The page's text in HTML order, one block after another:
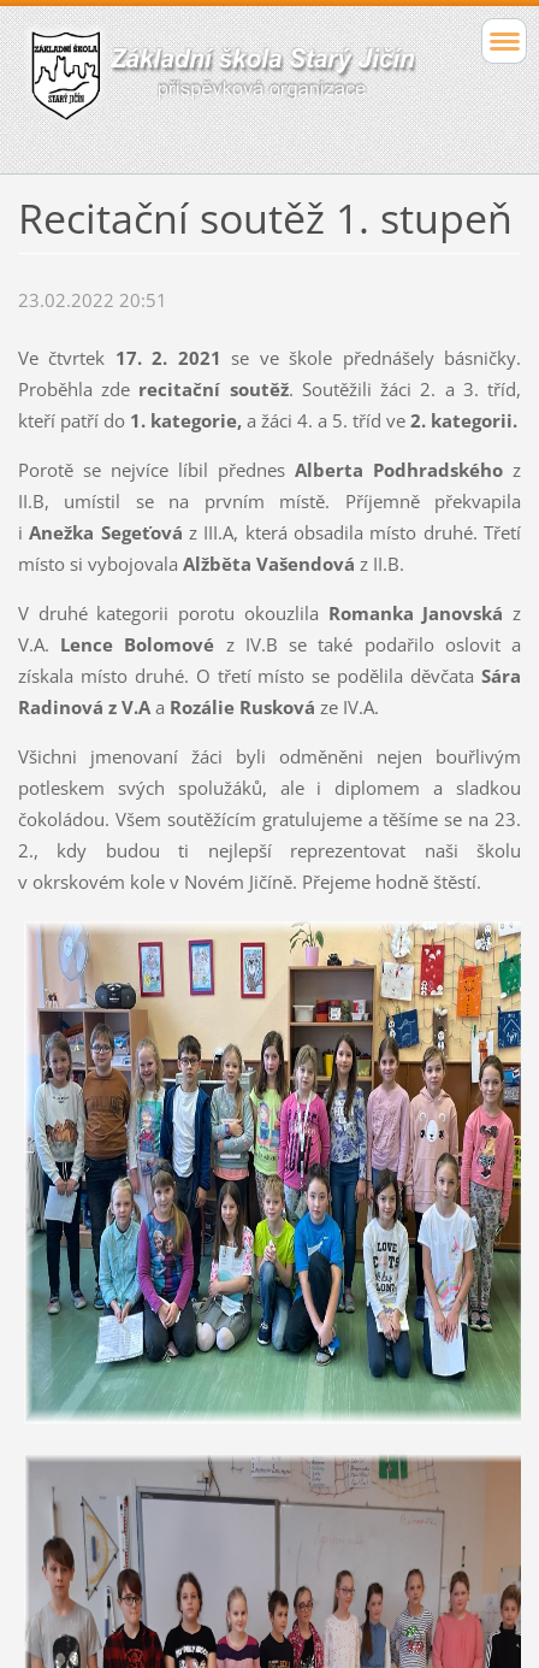
Recitační soutěž 1. stupeň
23.02.2022 20:51
Ve čtvrtek 17. 2. 2021 se ve škole přednášely básničky.
Proběhla zde recitační soutěž. Soutěžili žáci 2. a 3. tříd,
kteří patří do 1. kategorie,a žáci 4. a 5. tříd ve 2. kategorii.
Porotě se nejvíce líbil přednesAlberta Podhradského z
II.B, umístil se na prvním místě. Příjemně překvapila
iAnežka Segeťováz III.A, která obsadila místo druhé. Třetí
místo si vybojovala Alžběta Vašendová z II.B.
V druhé kategorii porotu okouzlila Romanka Janovská z
V.A. Lence Bolomové z IV.B se také podařilo oslovit a
získala místo druhé. O třetí místo se podělila děvčata Sára
Radinová z V.Aa Rozálie Rusková ze IV.A.
Všichni jmenovaní žáci byli odměněni nejen bouřlivým
potleskem svých spolužáků, ale i diplomem a sladkou
čokoládou. Všem soutěžícím gratulujeme a těšíme se na 23.
2., kdy budou ti nejlepší reprezentovat naši školu
v okrskovém kole v Novém Jičíně. Přejeme hodně štěstí.